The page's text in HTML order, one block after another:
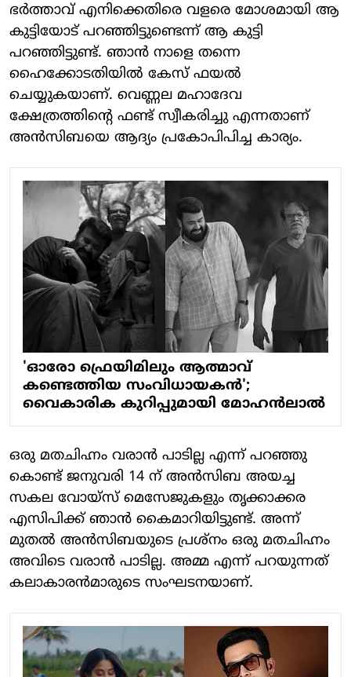
ഭർത്താവ് എനിക്കെതിരെ വളരെ മോശമായി ആ
കുട്ടിയോട് പറഞ്ഞിട്ടുണ്ടെന്ന് ആ കുട്ടി
പറഞ്ഞിട്ടുണ്ട്. ഞാൻ നാളെ തന്നെ
ഹൈക്കോടതിയിൽ കേസ് ഫയൽ
ചെയ്യുകയാണ്. വെണ്ണല മഹാദേവ
ക്ഷേത്രത്തിന്റെ ഫണ്ട് സ്വീകരിച്ചു എന്നതാണ്
അൻസിബയെ ആദ്യം പ്രകോപിപിച്ച കാര്യം.
'ഓരോ ഫ്രെയിമിലും ആത്മാവ്
കണ്ടെത്തിയ സംവിധായകന്‍';
വൈകാരിക കുറിപ്പുമായി മോഹൻലാൽ
ഒരു മതചിഹ്നം വരാൻ പാടില്ല എന്ന് പറഞ്ഞു
കൊണ്ട് ജനുവരി 14 ന് അൻസിബ അയച്ച
സകല വോയ്സ് മെസേജുകളും തൃക്കാക്കര
എസിപിക്ക് ഞാൻ കൈമാറിയിട്ടുണ്ട്. അന്ന്
മുതൽ അൻസിബയുടെ പ്രശ്നം ഒരു മതചി​ഹ്നം
അവിടെ വരാൻ പാടില്ല. അമ്മ എന്ന് പറയുന്നത്
കലാകാരൻമാരുടെ സംഘടനയാണ്.